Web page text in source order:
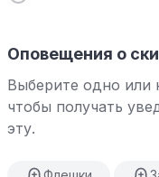
Оповещения о
Выберите одно или
чтобы получать
эту.